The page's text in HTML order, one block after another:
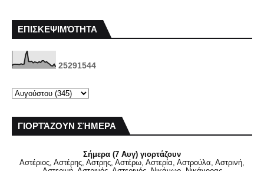
ΕΠΙΣΚΕΨΙΜΌΤΗΤΑ
25291544
ΓΙΟΡΤΆΖΟΥΝ ΣΉΜΕΡΑ
Σήμερα (7 Αυγ) γιορτάζουν
Αστέριος, Αστέρης, Αστρης, Αστέρω, Αστερία, Αστρούλα, Αστρινή,